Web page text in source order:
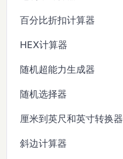
百分比折扣计算器
HEX计算器
随机超能力生成器
随机选择器
厘米到英尺和英寸转换器
斜边计算器